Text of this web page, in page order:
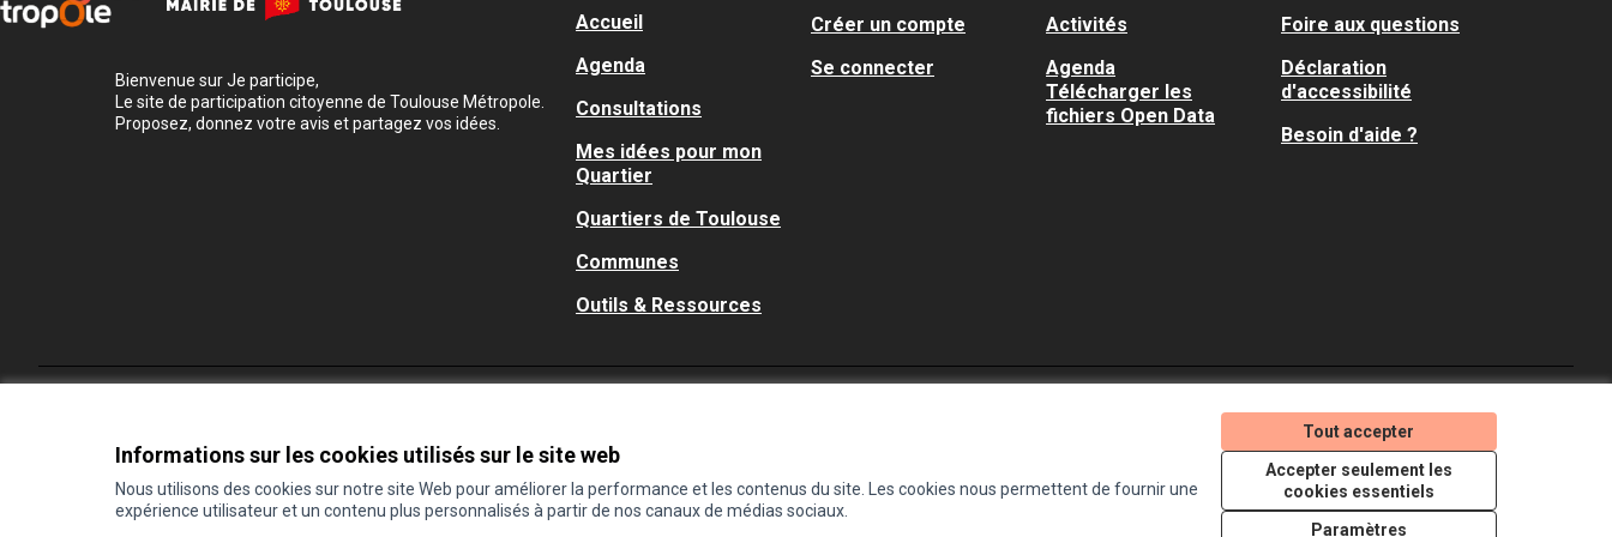
Informations sur les cookies utilisés sur le site web
Nous utilisons des cookies sur notre site Web pour améliorer la performance et les contenus du site. Les cookies nous permettent de fournir une
expérience utilisateur et un contenu plus personnalisés à partir de nos canaux de médias sociaux.
Tout accepter
Accepter seulement les
cookies essentiels
Paramètres
Bienvenue sur Je participe,
Le site de participation citoyenne de Toulouse Métropole.
Proposez, donnez votre avis et partagez vos idées.
Accueil
Agenda
Consultations
Mes idées pour mon
Quartier
Quartiers de Toulouse
Communes
Outils & Ressources
Créer un compte
Se connecter
Activités
Agenda
Télécharger les
fichiers Open Data
Foire aux questions
Déclaration
d'accessibilité
Besoin d'aide ?
(Lien externe)
(Lien externe)
(Lien externe)
Licence Creative
(Lien externe)